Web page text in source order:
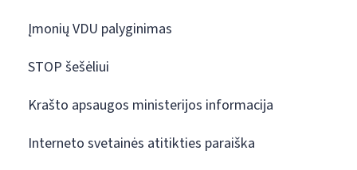
Įmonių VDU palyginimas
STOP šešėliui
Krašto apsaugos ministerijos informacija
Interneto svetainės atitikties paraiška